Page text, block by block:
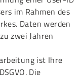
im Rahmen des
Daten werden
zwei Jahren
ist Ihre
Die